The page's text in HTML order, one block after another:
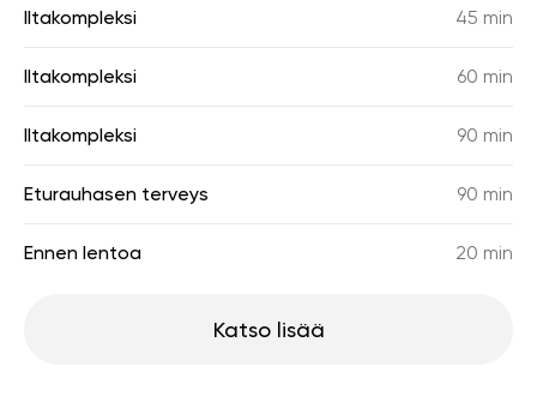
Iltakompleksi 45 min
Iltakompleksi 60 min
Iltakompleksi 90 min
Eturauhasen terveys 90 min
Ennen lentoa 20 min
Katso lisää